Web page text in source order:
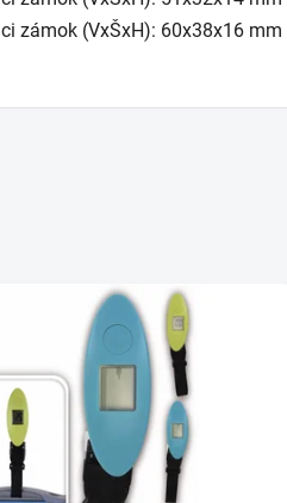
zámok (VxŠxH): 60x38x16